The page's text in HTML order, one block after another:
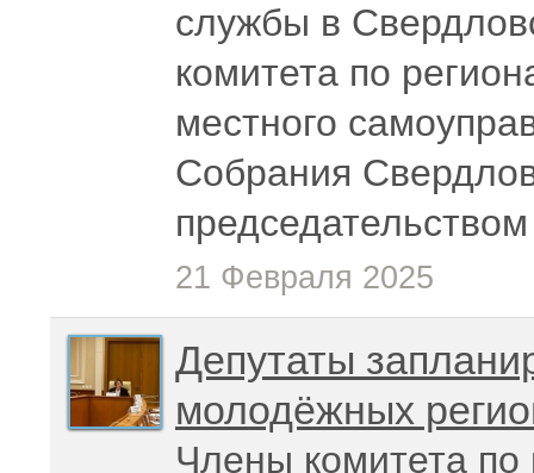
службы в
комитета по
местного
Собрания
21 Февраля 2025
Депутаты
молодёжных
Члены комитета